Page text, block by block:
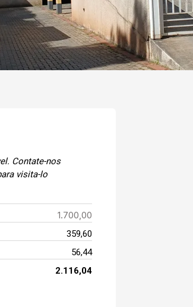
Contate-nos
visita-lo
1.700,00
359,60
56,44
2.116,04